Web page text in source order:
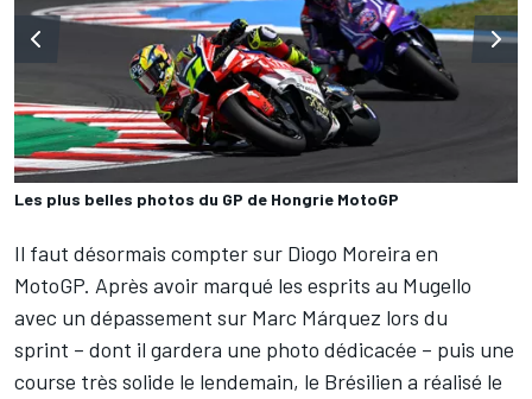
Les plus belles photos du GP de Hongrie MotoGP
Il faut désormais compter sur Diogo Moreira en
MotoGP. Après avoir marqué les esprits au Mugello
avec un dépassement sur Marc Márquez lors du
sprint – dont il gardera une photo dédicacée – puis une
course très solide le lendemain, le Brésilien a réalisé le